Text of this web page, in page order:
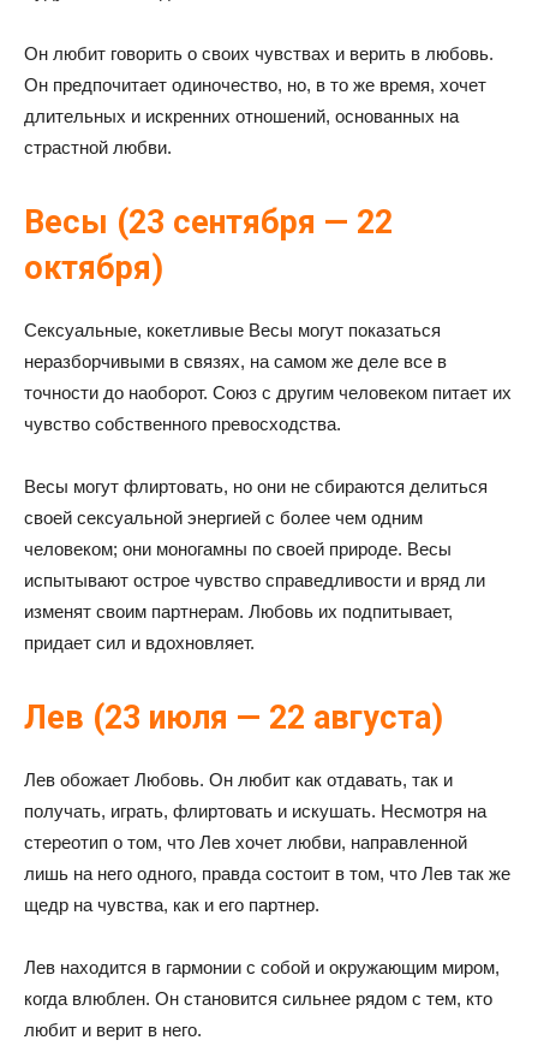
Он любит говорить о своих чувствах и верить в любовь.
Он предпочитает одиночество, но, в то же время, хочет
длительных и искренних отношений, основанных на
страстной любви.
Весы (23 сентября — 22
октября)
Сексуальные, кокетливые Весы могут показаться
неразборчивыми в связях, на самом же деле все в
точности до наоборот. Союз с другим человеком питает их
чувство собственного превосходства.
Весы могут флиртовать, но они не сбираются делиться
своей сексуальной энергией с более чем одним
человеком; они моногамны по своей природе. Весы
испытывают острое чувство справедливости и вряд ли
изменят своим партнерам. Любовь их подпитывает,
придает сил и вдохновляет.
Лев (23 июля — 22 августа)
Лев обожает Любовь. Он любит как отдавать, так и
получать, играть, флиртовать и искушать. Несмотря на
стереотип о том, что Лев хочет любви, направленной
лишь на него одного, правда состоит в том, что Лев так же
щедр на чувства, как и его партнер.
Лев находится в гармонии с собой и окружающим миром,
когда влюблен. Он становится сильнее рядом с тем, кто
любит и верит в него.